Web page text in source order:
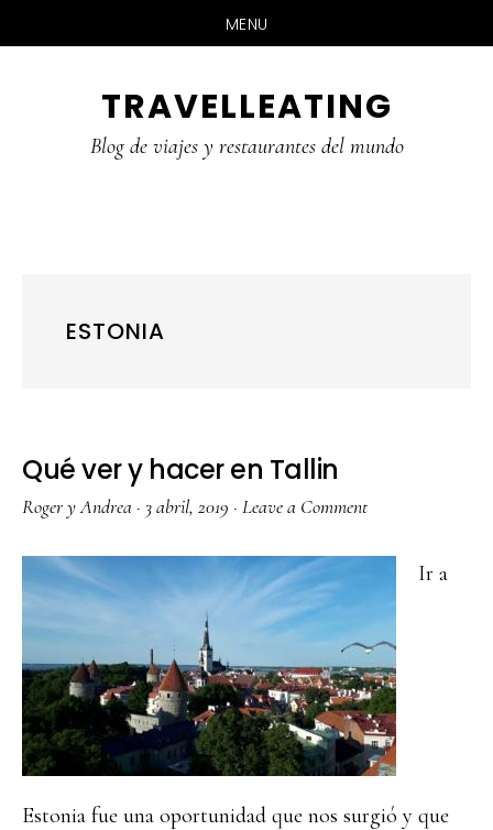
MENU
TRAVELLEATING
Blog de viajes y restaurantes del mundo
ESTONIA
Qué ver y hacer en Tallin
Roger y Andrea · 3 abril, 2019 · Leave a Comment
Ir a
Estonia fue una oportunidad que nos surgió y que